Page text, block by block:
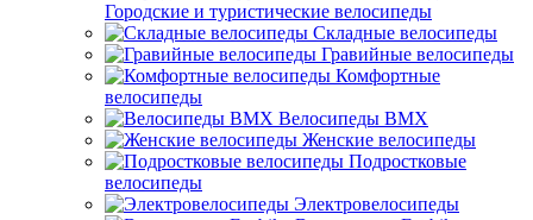
Городские и туристические велосипеды
Складные велосипеды
Гравийные велосипеды
Комфортные
велосипеды
Велосипеды BMX
Женские велосипеды
Подростковые
велосипеды
Электровелосипеды